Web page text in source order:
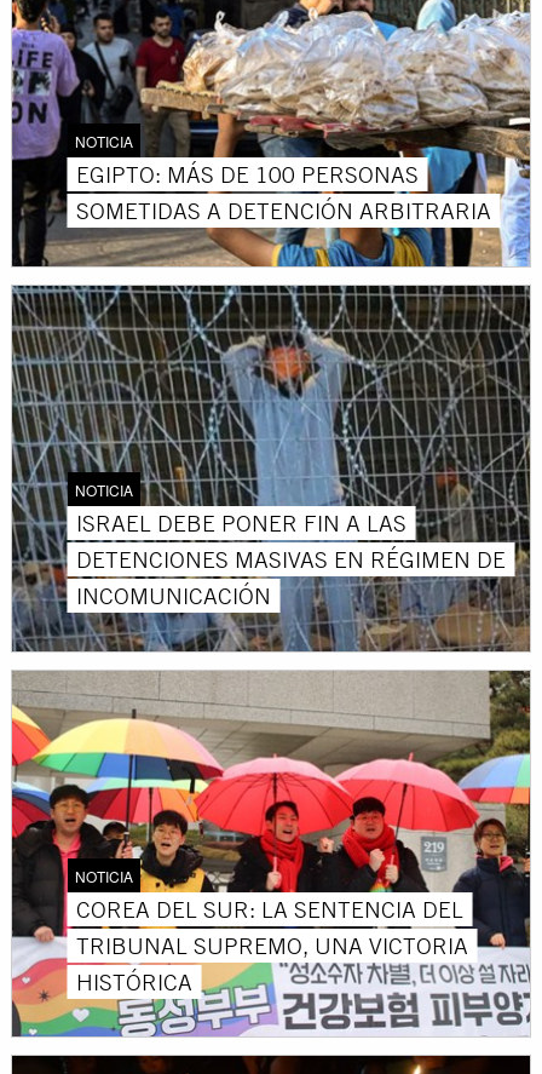
NOTICIA
EGIPTO: MÁS DE 100 PERSONAS
SOMETIDAS A DETENCIÓN ARBITRARIA
NOTICIA
ISRAEL DEBE PONER FIN A LAS
DETENCIONES MASIVAS EN RÉGIMEN DE
INCOMUNICACIÓN
NOTICIA
COREA DEL SUR: LA SENTENCIA DEL
TRIBUNAL SUPREMO, UNA VICTORIA
HISTÓRICA